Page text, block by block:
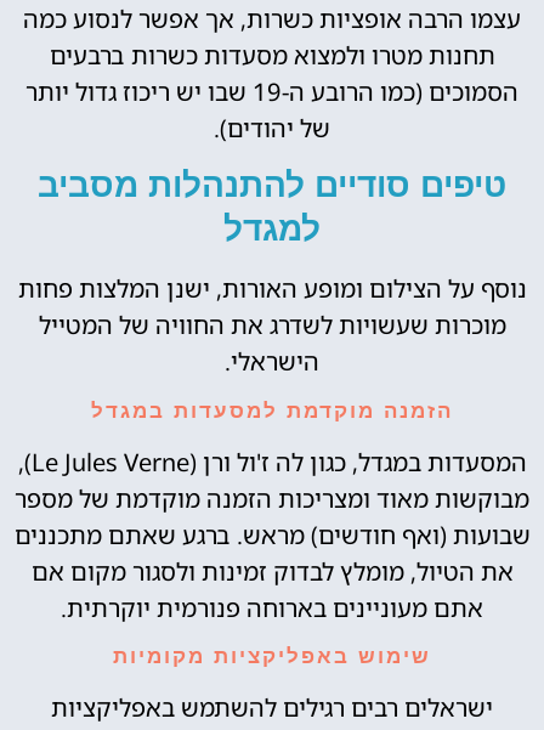
עצמו הרבה אופציות כשרות, אך אפשר לנסוע כמה
תחנות מטרו ולמצוא מסעדות כשרות ברבעים
הסמוכים (כמו הרובע ה-19 שבו יש ריכוז גדול יותר
של יהודים).
טיפים סודיים להתנהלות מסביב
למגדל
נוסף על הצילום ומופע האורות, ישנן המלצות פחות
מוכרות שעשויות לשדרג את החוויה של המטייל
הישראלי.
הזמנה מוקדמת למסעדות במגדל
המסעדות במגדל, כגון לה ז'ול ורן (Le Jules Verne),
מבוקשות מאוד ומצריכות הזמנה מוקדמת של מספר
שבועות (ואף חודשים) מראש. ברגע שאתם מתכננים
את הטיול, מומלץ לבדוק זמינות ולסגור מקום אם
אתם מעוניינים בארוחה פנורמית יוקרתית.
שימוש באפליקציות מקומיות
ישראלים רבים רגילים להשתמש באפליקציות